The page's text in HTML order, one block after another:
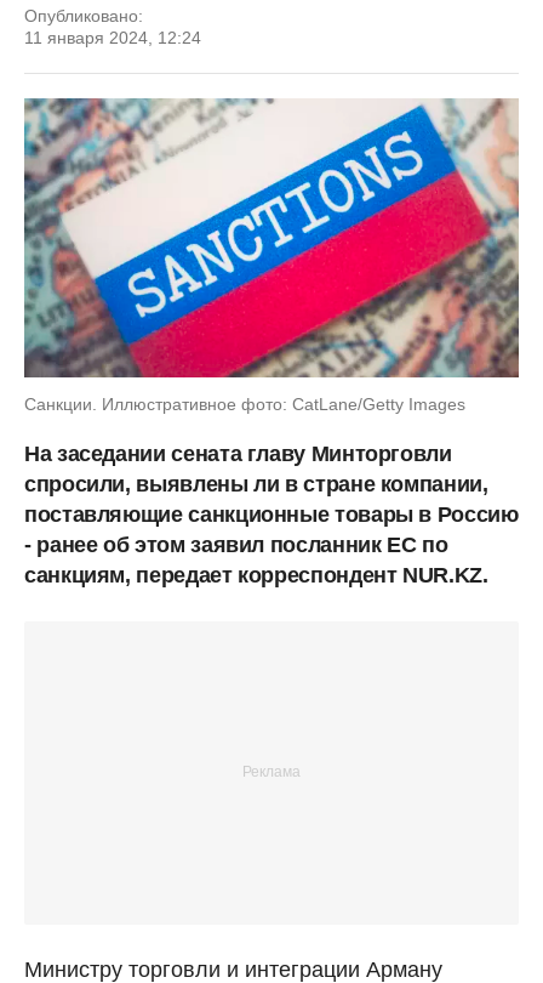
Опубликовано:
11 января 2024, 12:24
Санкции. Иллюстративное фото: CatLane/Getty Images
На заседании сената главу Минторговли
спросили, выявлены ли в стране компании,
поставляющие санкционные товары в Россию
- ранее об этом заявил посланник ЕС по
санкциям, передает корреспондент NUR.KZ.
Министру торговли и интеграции Арману